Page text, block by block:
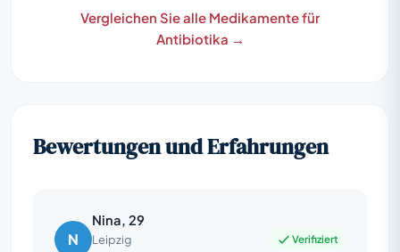
Vergleichen Sie alle Medikamente für
Antibiotika →
Bewertungen und Erfahrungen
N
Nina, 29
Leipzig
Verifiziert